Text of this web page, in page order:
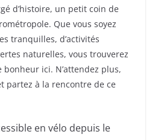
d’histoire, un petit coin de
Que vous soyez
tranquilles, d’activités
naturelles, vous trouverez
ici. N’attendez plus,
partez à la rencontre de ce
en vélo depuis le